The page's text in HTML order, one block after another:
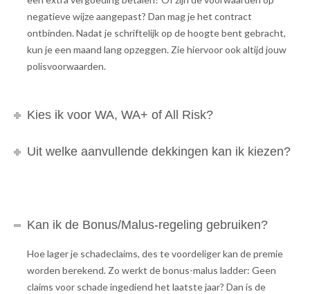
negatieve wijze aangepast? Dan mag je het contract
ontbinden. Nadat je schriftelijk op de hoogte bent gebracht,
kun je een maand lang opzeggen. Zie hiervoor ook altijd jouw
polisvoorwaarden.
Kies ik voor WA, WA+ of All Risk?
Uit welke aanvullende dekkingen kan ik kiezen?
Kan ik de Bonus/Malus-regeling gebruiken?
Hoe lager je schadeclaims, des te voordeliger kan de premie
worden berekend. Zo werkt de bonus-malus ladder: Geen
claims voor schade ingediend het laatste jaar? Dan is de